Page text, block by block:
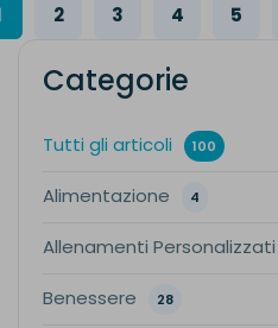
2 3 4 5
Categorie
Tutti gli articoli 100
Alimentazione 4
Allenamenti Personalizzati
Benessere 28